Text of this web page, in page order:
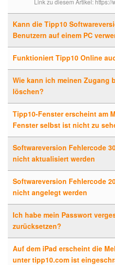
Link zu diesem Artikel:
Kann die Tipp10
Benutzern auf einem PC
Funktioniert Tipp10 Online
Wie kann ich meinen Zugang
löschen?
Tipp10-Fenster erscheint am
Fenster selbst ist nicht zu
Softwareversion Fehlercode
nicht aktualisiert werden
Softwareversion Fehlercode
nicht angelegt werden
Ich habe mein Passwort
zurücksetzen?
Auf dem iPad erscheint die
unter tipp10.com ist